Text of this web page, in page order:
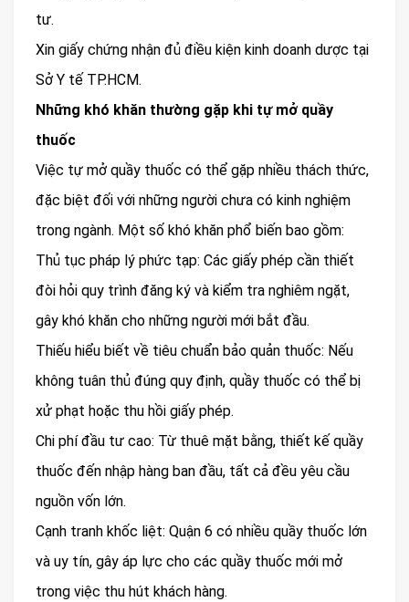
tư.
Xin giấy chứng nhận đủ điều kiện kinh doanh dược tại
Sở Y tế TP.HCM.
Những khó khăn thường gặp khi tự mở quầy
thuốc
Việc tự mở quầy thuốc có thể gặp nhiều thách thức,
đặc biệt đối với những người chưa có kinh nghiệm
trong ngành. Một số khó khăn phổ biến bao gồm:
Thủ tục pháp lý phức tạp: Các giấy phép cần thiết
đòi hỏi quy trình đăng ký và kiểm tra nghiêm ngặt,
gây khó khăn cho những người mới bắt đầu.
Thiếu hiểu biết về tiêu chuẩn bảo quản thuốc: Nếu
không tuân thủ đúng quy định, quầy thuốc có thể bị
xử phạt hoặc thu hồi giấy phép.
Chi phí đầu tư cao: Từ thuê mặt bằng, thiết kế quầy
thuốc đến nhập hàng ban đầu, tất cả đều yêu cầu
nguồn vốn lớn.
Cạnh tranh khốc liệt: Quận 6 có nhiều quầy thuốc lớn
và uy tín, gây áp lực cho các quầy thuốc mới mở
trong việc thu hút khách hàng.